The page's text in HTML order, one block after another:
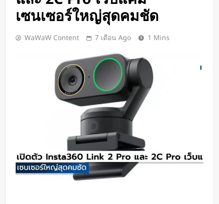
Google DeepMind เปิดตัว Weather
Lab แพลตฟอร์ม AI สำหรับคาด
การณ์สภาพอากาศและพายุหมุนเขต
ร้อนล่วงหน้าได้สูงสุด 15 วัน
ChatGPT ทะลุ 1 พันล้านผู้ใช้ต่อ
สัปดาห์ เร็วที่สุดในโลก AI
2 วัน Ago
Xiaomi เปิดตัว SUV พร้อมพื้นที่นอน
ชั้นบน รองรับผู้โดยสารได้ 7 ที่นั่ง
3 วัน Ago
นักวิจัย NUS CDE พัฒนา “ผิว
อิเล็กทรอนิกส์” ที่รับรู้การสัมผัสและ
ซ่อมแซมตัวเองใต้น้ำได้
3 วัน Ago
K-18M โดรนรบฝีมือคนไทย ทดสอบ
บินสำเร็จครั้งแรก
เซนเซอร์ใหญ่สุดคมชัด
WaWaW Content 7 เดือน Ago 1 Mins